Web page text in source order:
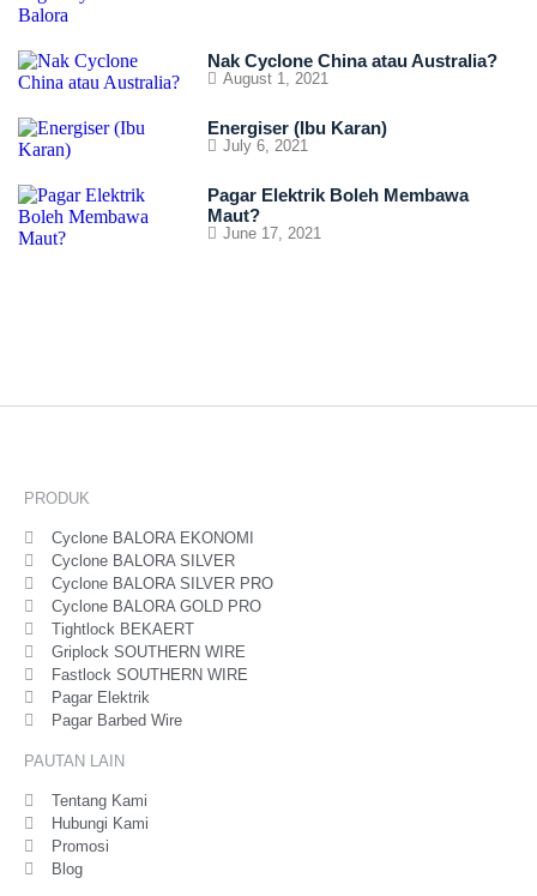
Nak Cyclone China atau Australia?
August 1, 2021
Energiser (Ibu Karan)
July 6, 2021
Pagar Elektrik Boleh Membawa
Maut?
June 17, 2021
PRODUK
Cyclone BALORA EKONOMI
Cyclone BALORA SILVER
Cyclone BALORA SILVER PRO
Cyclone BALORA GOLD PRO
Tightlock BEKAERT
Griplock SOUTHERN WIRE
Fastlock SOUTHERN WIRE
Pagar Elektrik
Pagar Barbed Wire
PAUTAN LAIN
Tentang Kami
Hubungi Kami
Promosi
Blog